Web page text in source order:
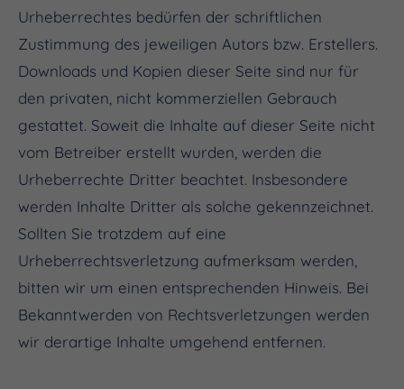
Urheberrechtes bedürfen der schriftlichen
Zustimmung des jeweiligen Autors bzw. Erstellers.
Downloads und Kopien dieser Seite sind nur für
den privaten, nicht kommerziellen Gebrauch
gestattet. Soweit die Inhalte auf dieser Seite nicht
vom Betreiber erstellt wurden, werden die
Urheberrechte Dritter beachtet. Insbesondere
werden Inhalte Dritter als solche gekennzeichnet.
Sollten Sie trotzdem auf eine
Urheberrechtsverletzung aufmerksam werden,
bitten wir um einen entsprechenden Hinweis. Bei
Bekanntwerden von Rechtsverletzungen werden
wir derartige Inhalte umgehend entfernen.